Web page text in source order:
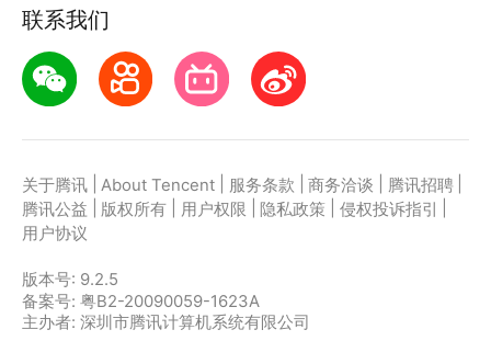
联系我们
关于腾讯 About Tencent 服务条款 商务洽谈 腾讯招聘
腾讯公益
版权所有 用户权限 隐私政策 侵权投诉指引
用户协议
版本号: 9.2.5
备案号: 粤B2-20090059-1623A
主办者: 深圳市腾讯计算机系统有限公司